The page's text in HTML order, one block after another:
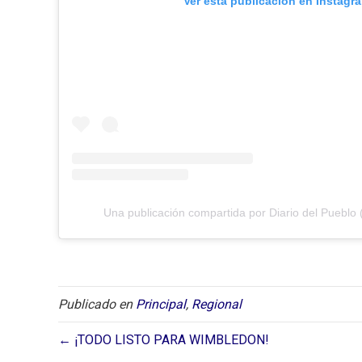
Una publicación compartida por Diario del Pueblo
Publicado en Principal, Regional
← ¡TODO LISTO PARA WIMBLEDON!